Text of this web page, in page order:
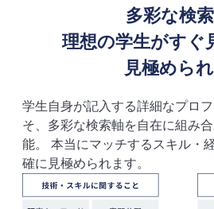
多彩な検
理想の学生がすぐ
見極めら
学生自身が記入する詳細なプロ
そ、多彩な検索軸を自在に組み
能。
本当にマッチするスキル・
確に見極められます。